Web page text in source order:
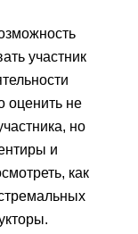
участник
оценить не
но
и
как